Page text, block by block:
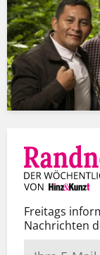
Freitags
Nachrichten